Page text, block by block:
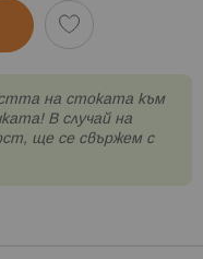
на стоката към
В случай на
ще се свържем с